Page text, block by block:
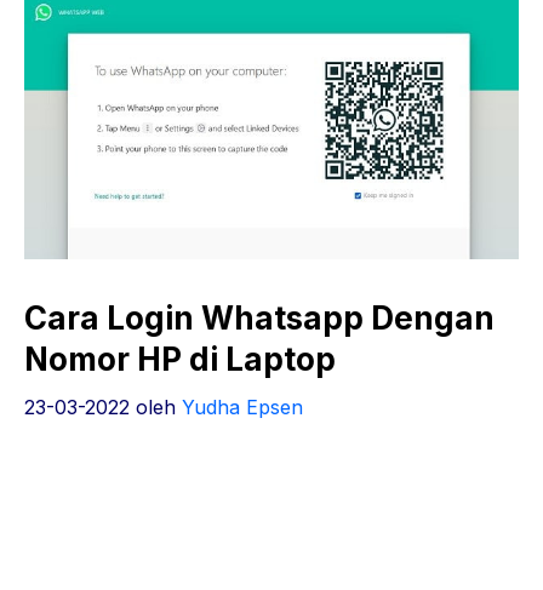
Cara Login Whatsapp Dengan
Nomor HP di Laptop
23-03-2022 oleh Yudha Epsen